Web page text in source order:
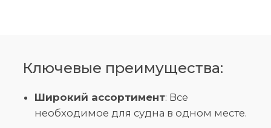
Ключевые преимущества:
Широкий ассортимент: Все
необходимое для судна в одном месте.